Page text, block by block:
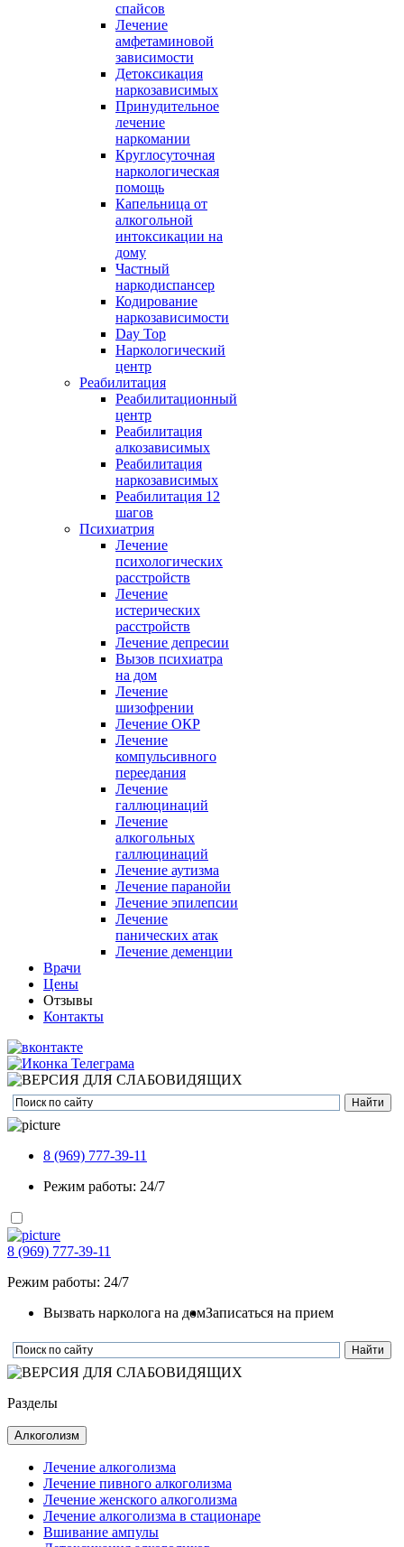
спайсов
Лечение
амфетаминовой
зависимости
Детоксикация
наркозависимых
Принудительное
лечение
наркомании
Круглосуточная
наркологическая
помощь
Капельница от
алкогольной
интоксикации на
дому
Частный
наркодиспансер
Кодирование
наркозависимости
Day Top
Наркологический
центр
Реабилитация
Реабилитационный
центр
Реабилитация
алкозависимых
Реабилитация
наркозависимых
Реабилитация 12
шагов
Психиатрия
Лечение
психологических
расстройств
Лечение
истерических
расстройств
Лечение депресии
Вызов психиатра
на дом
Лечение
шизофрении
Лечение ОКР
Лечение
компульсивного
переедания
Лечение
галлюцинаций
Лечение
алкогольных
галлюцинаций
Лечение аутизма
Лечение паранойи
Лечение эпилепсии
Лечение
панических атак
Лечение деменции
Врачи
Цены
Отзывы
Контакты
8 (969) 777-39-11
Режим работы: 24/7
8 (969) 777-39-11
Режим работы: 24/7
Вызвать нарколога на домЗаписаться на прием
Разделы
Алкоголизм
Лечение алкоголизма
Лечение пивного алкоголизма
Лечение женского алкоголизма
Лечение алкоголизма в стационаре
Вшивание ампулы